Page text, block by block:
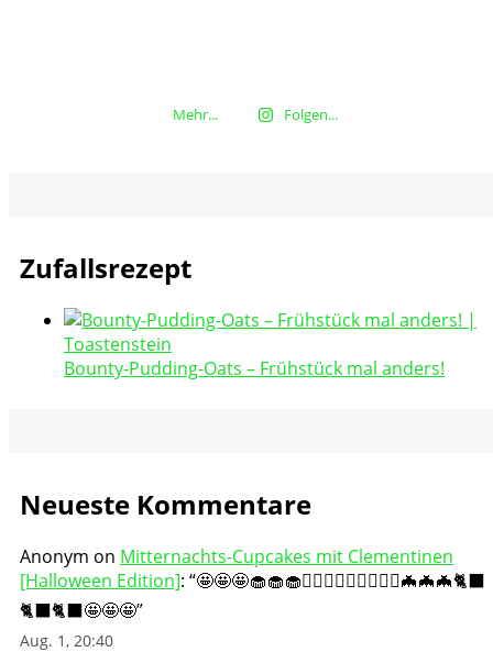
Mehr... Folgen...
Zufallsrezept
Bounty-Pudding-Oats – Frühstück mal anders!
Neueste Kommentare
Anonym on Mitternachts-Cupcakes mit Clementinen
[Halloween Edition]: “🤩🤩🤩🧁🧁🧁🧛🏻‍♀️🧛🏻‍♀️🧛🏻‍♀️🦇🦇🦇🐈‍⬛
🐈‍⬛🐈‍⬛🤩🤩🤩”
Aug. 1, 20:40